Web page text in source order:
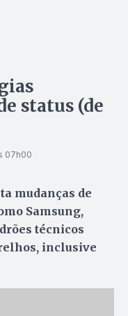
status (de
07h00
mudanças de
Samsung,
técnicos
inclusive